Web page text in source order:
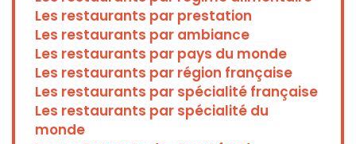
Les restaurants par prestation
Les restaurants par ambiance
Les restaurants par pays du monde
Les restaurants par région française
Les restaurants par spécialité française
Les restaurants par spécialité du
monde